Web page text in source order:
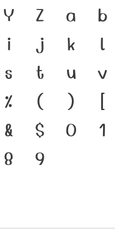
Y Z a b
i j k l
s t u v
% ( ) [
& $ 0 1
8 9
กอดีตสู่ปัจจุบั
ที่ทำให้ภาษาด
าทันกระแสก
รงสร้างแกร่ง
าติ จากปัจจุบั